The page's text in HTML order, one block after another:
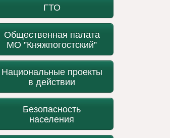
ГТО
Общественная палата
МО "Княжпогостский"
Национальные проекты
в действии
Безопасность
населения